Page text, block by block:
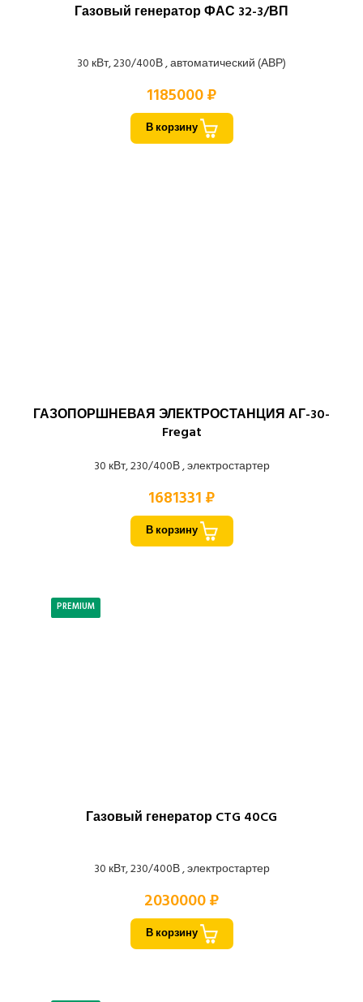
Газовый генератор ФАС 32-3/ВП
30 кВт, 230/400В , автоматический (АВР)
1185000 ₽
В корзину
ГАЗОПОРШНЕВАЯ ЭЛЕКТРОСТАНЦИЯ АГ-30-
Fregat
30 кВт, 230/400В , электростартер
1681331 ₽
В корзину
PREMIUM
Газовый генератор CTG 40CG
30 кВт, 230/400В , электростартер
2030000 ₽
В корзину